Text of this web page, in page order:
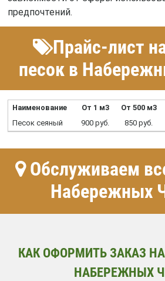
предпочтений.
Прайс-лист
песок в
Наименование От 1 м3 От 500 м3
Песок сеяный
900 руб. 850 руб.
Обслуживаем
Набережных
КАК ОФОРМИТЬ ЗАКАЗ
НАБЕРЕЖНЫХ